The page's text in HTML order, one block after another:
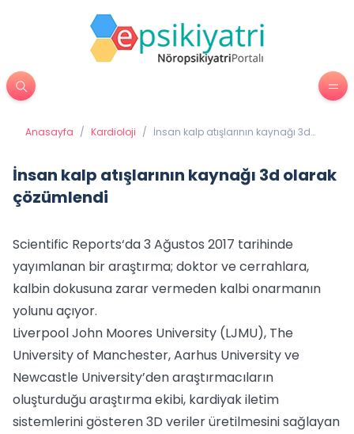
Anasayfa / Kardioloji / İnsan kalp atışlarının kaynağı 3d
İnsan kalp atışlarının kaynağı 3d olarak
çözümlendi
Scientific Reports‘da 3 Ağustos 2017 tarihinde
yayımlanan bir araştırma; doktor ve cerrahlara,
kalbin dokusuna zarar vermeden kalbi onarmanın
yolunu açıyor.
Liverpool John Moores University (LJMU), The
University of Manchester, Aarhus University ve
Newcastle University’den araştırmacıların
oluşturduğu araştırma ekibi, kardiyak iletim
sistemlerini gösteren 3D veriler üretilmesini sağlayan